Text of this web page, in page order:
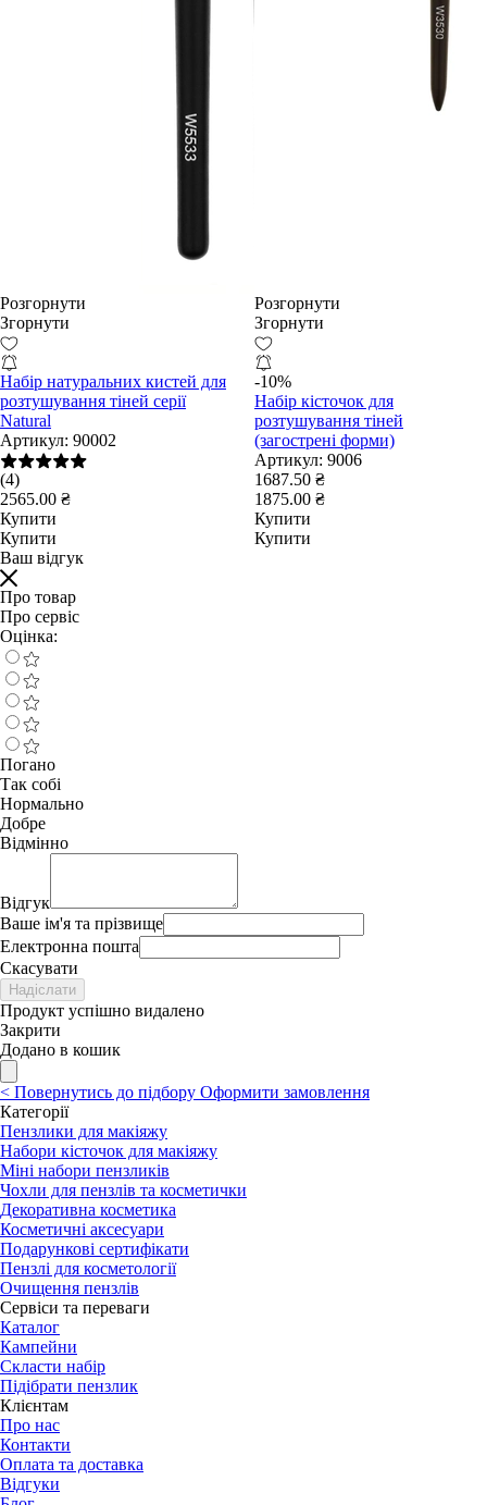
Розгорнути
Згорнути
Набір натуральних кистей для
розтушування тіней серії
Natural
Артикул: 90002
(4)
2565.00 ₴
Купити
Купити
Розгорнути
Згорнути
-10%
Набір кісточок для
розтушування тіней
(загострені форми)
Артикул: 9006
1687.50 ₴
1875.00 ₴
Купити
Купити
Ваш відгук
Про товар
Про сервіс
Оцінка:
Погано
Так собі
Нормально
Добре
Відмінно
Відгук
Ваше ім'я та прізвище
Електронна пошта
Скасувати
Надіслати
Продукт успішно видалено
Закрити
Додано в кошик
< Повернутись до підбору Оформити замовлення
Категорії
Пензлики для макіяжу
Набори кісточок для макіяжу
Міні набори пензликів
Чохли для пензлів та косметички
Декоративна косметика
Косметичні аксесуари
Подарункові сертифікати
Пензлі для косметології
Очищення пензлів
Сервіси та переваги
Каталог
Кампейни
Скласти набір
Підібрати пензлик
Клієнтам
Про нас
Контакти
Оплата та доставка
Відгуки